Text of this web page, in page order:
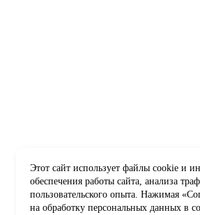
Этот сайт использует файлы cookie и
обеспечения работы сайта, анализа
пользовательского опыта. Нажимая
на обработку персональных данных в